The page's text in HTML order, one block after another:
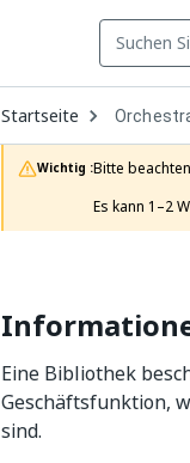
Startseite Open
Dropdown
to
choose
product
Wichtig :Bitte
Es kann 1–2
Eine Bibliothek
Geschäftsfunktion,
sind.